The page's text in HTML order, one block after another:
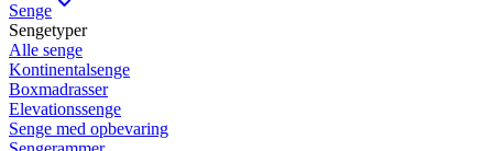
Senge
Sengetyper
Alle senge
Kontinentalsenge
Boxmadrasser
Elevationssenge
Senge med opbevaring